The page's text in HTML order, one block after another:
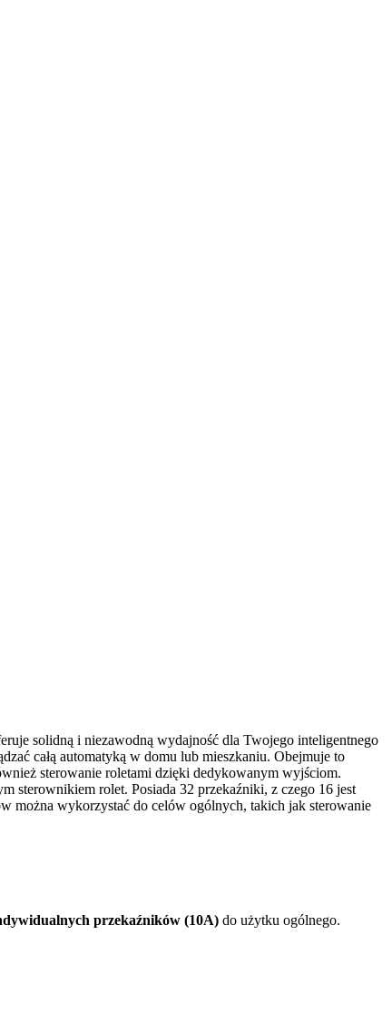
solidną i niezawodną wydajność dla Twojego inteligentnego
całą automatyką w domu lub mieszkaniu. Obejmuje to
sterowanie roletami dzięki dedykowanym wyjściom.
sterownikiem rolet. Posiada 32 przekaźniki, z czego 16 jest
można wykorzystać do celów ogólnych, takich jak sterowanie
przekaźników (10A) do użytku ogólnego.